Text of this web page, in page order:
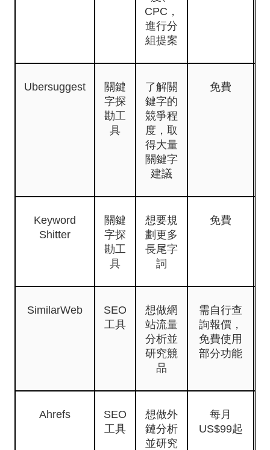
CPC，
進行分
組提案
Ubersuggest
關鍵
字探
勘工
具
了解關
鍵字的
競爭程
度，取
得大量
關鍵字
建議
免費
Keyword
Shitter
關鍵
字探
勘工
具
想要規
劃更多
長尾字
詞
免費
SimilarWeb
SEO
工具
想做網
站流量
分析並
研究競
品
需自行查
詢報價，
免費使用
部分功能
Ahrefs
SEO
工具
想做外
鏈分析
並研究
每月
US$99起